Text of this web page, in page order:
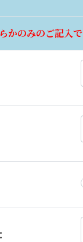
かのみのご記入で